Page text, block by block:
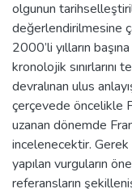
olgunun
değerlendirilmesine
2000’li yılların
kronolojik
devralınan ulus
çerçevede öncelikle
uzanan dönemde
incelenecektir.
yapılan vurguların
referansların